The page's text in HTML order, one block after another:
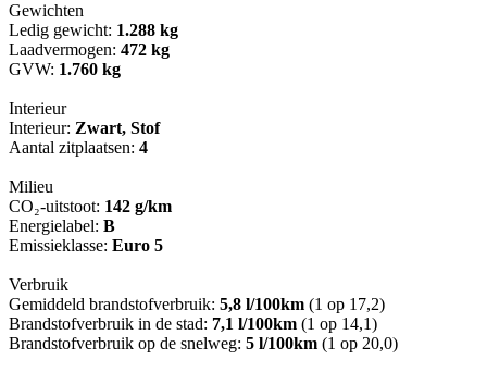
Gewichten
Ledig gewicht: 1.288 kg
Laadvermogen: 472 kg
GVW: 1.760 kg
Interieur
Interieur: Zwart, Stof
Aantal zitplaatsen: 4
Milieu
CO₂-uitstoot: 142 g/km
Energielabel: B
Emissieklasse: Euro 5
Verbruik
Gemiddeld brandstofverbruik: 5,8 l/100km (1 op 17,2)
Brandstofverbruik in de stad: 7,1 l/100km (1 op 14,1)
Brandstofverbruik op de snelweg: 5 l/100km (1 op 20,0)